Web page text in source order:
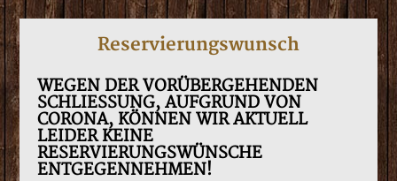
Reservierungswunsch
WEGEN DER VORÜBERGEHENDEN
SCHLIESSUNG, AUFGRUND VON
CORONA, KÖNNEN WIR AKTUELL
LEIDER KEINE
RESERVIERUNGSWÜNSCHE
ENTGEGENNEHMEN!